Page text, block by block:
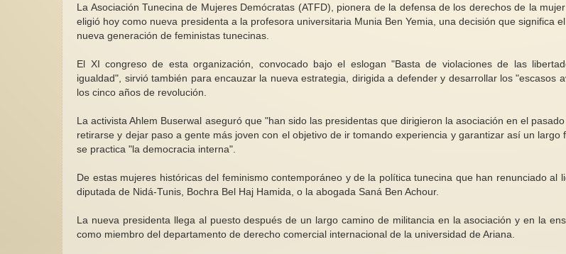
La Asociación Tunecina de Mujeres Demócratas (ATFD), pionera de la defensa de los derechos de la
eligió hoy como nueva presidenta a la profesora universitaria Munia Ben Yemia, una decisión que significa
nueva generación de feministas tunecinas.
El XI congreso de esta organización, convocado bajo el eslogan "Basta de violaciones de las
igualdad", sirvió también para encauzar la nueva estrategia, dirigida a defender y desarrollar los "escasos
los cinco años de revolución.
La activista Ahlem Buserwal aseguró que "han sido las presidentas que dirigieron la asociación en el
retirarse y dejar paso a gente más joven con el objetivo de ir tomando experiencia y garantizar así un largo
se practica "la democracia interna".
De estas mujeres históricas del feminismo contemporáneo y de la política tunecina que han renunciado al
diputada de Nidá-Tunis, Bochra Bel Haj Hamida, o la abogada Saná Ben Achour.
La nueva presidenta llega al puesto después de un largo camino de militancia en la asociación y en la
como miembro del departamento de derecho comercial internacional de la universidad de Ariana.
comprometidas con la Paz. Mujeres
de WILPF
organizó contra la guerra y para...
Emmeline, un activismo de
hechos…no palabras! (2)
Emmeline Pankhurst, realizó...